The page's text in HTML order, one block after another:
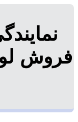
فروش